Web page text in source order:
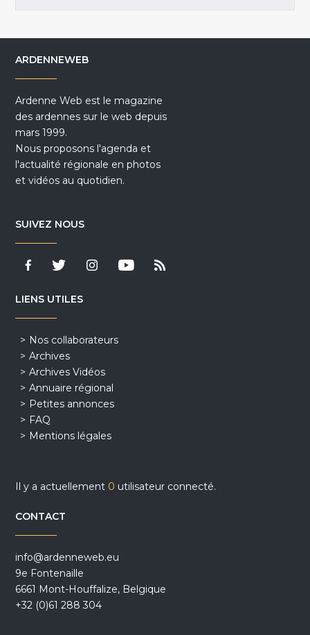
ARDENNEWEB
Ardenne Web est le magazine
des ardennes sur le web depuis
mars 1999.
Nous proposons l'agenda et
l'actualité régionale en photos
et vidéos au quotidien.
SUIVEZ NOUS
LIENS UTILES
Nos collaborateurs
Archives
Archives Vidéos
Annuaire régional
Petites annonces
FAQ
Mentions légales
Il y a actuellement 0 utilisateur connecté.
CONTACT
info@ardenneweb.eu
9e Fontenaille
6661 Mont-Houffalize, Belgique
+32 (0)61 288 304